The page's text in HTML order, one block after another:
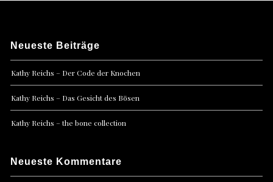
Neueste Beiträge
Kathy Reichs – Der Code der Knochen
Kathy Reichs – Das Gesicht des Bösen
Kathy Reichs – the bone collection
Neueste Kommentare